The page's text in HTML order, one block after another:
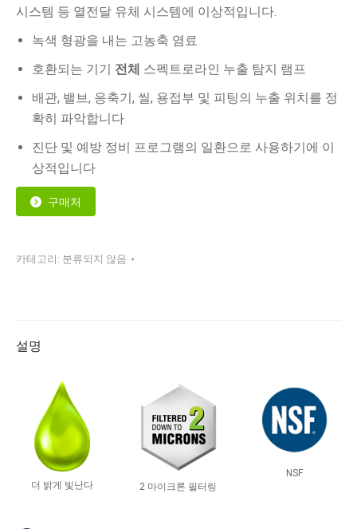
시스템 등 열전달 유체 시스템에 이상적입니다.
녹색 형광을 내는 고농축 염료
호환되는 기기 전체 스펙트로라인 누출 탐지 램프
배관, 밸브, 응축기, 씰, 용접부 및 피팅의 누출 위치를 정
확히 파악합니다
진단 및 예방 정비 프로그램의 일환으로 사용하기에 이
상적입니다
구매처
카테고리: 분류되지 않음
설명
더 밝게 빛난다 2 마이크론 필터링
NSF